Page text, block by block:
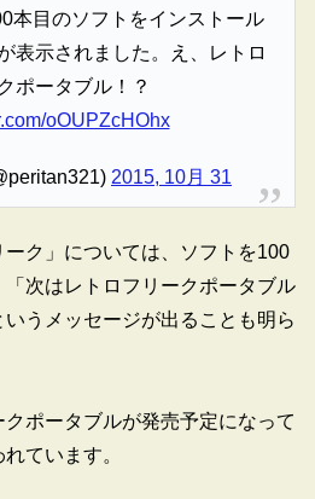
本目のソフトをインストール
表示されました。え、レトロ
ポータブル！？
oOUPZcHOhx
2015, 10月 31
ク」については、ソフトを100
次はレトロフリークポータブル
うメッセージが出ることも明ら
ポータブルが発売予定になって
ています。